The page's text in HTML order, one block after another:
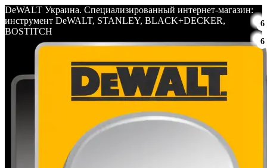
DeWALT Украина. Специализированный интернет-магазин:
инструмент DeWALT, STANLEY, BLACK+DECKER,
BOSTITCH
6
6